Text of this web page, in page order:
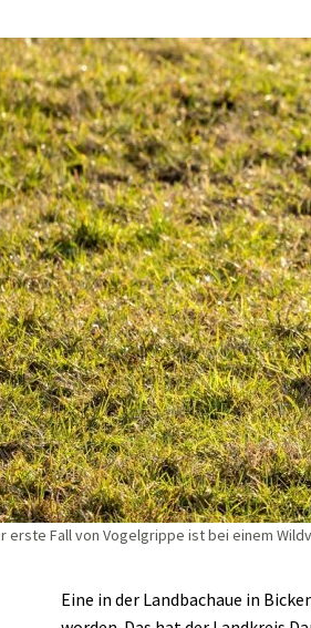
erste Fall von Vogelgrippe ist bei einem
Eine in der Landbachaue in